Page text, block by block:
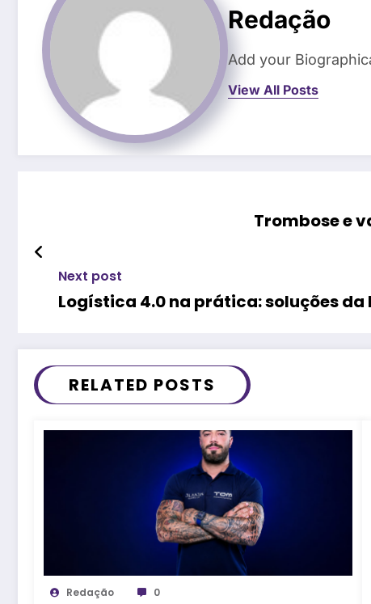
Redação
Add your
View All Posts
Trombose e
Next post
Logística 4.0 na prática: soluções
RELATED POSTS
Redação 0